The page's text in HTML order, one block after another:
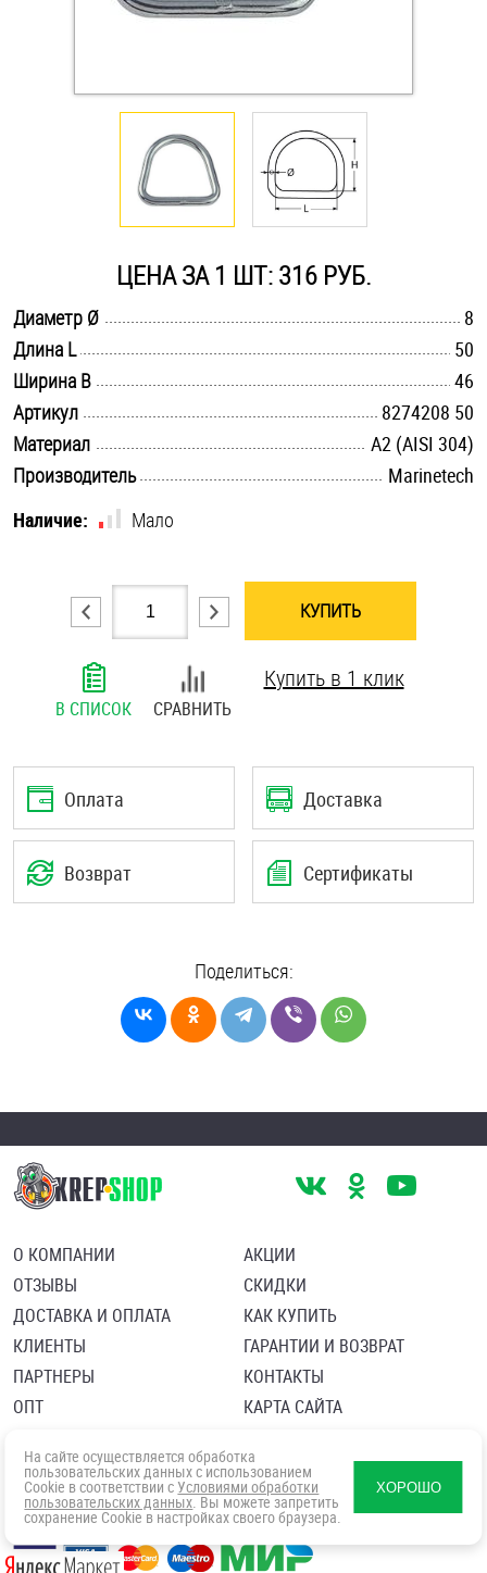
Крюки, кольца с метрической резьбой
Крюки, кольца с шурупной резьбой
Оснастка и аксессуары для яхт
Саморезы и шурупы
Стопорные кольца
Такелаж
Хомуты
Шайбы
Шпильки
Шплинты
Штифты и пальцы
ЦЕНА ЗА 1 ШТ: 316 РУБ.
Диаметр Ø
8
Длина L
50
Ширина B
46
Артикул
8274208 50
Материал
А2 (AISI 304)
Производитель
Marinetech
Наличие:
Мало
КУПИТЬ
В СПИСОК СРАВНИТЬ
Купить в 1 клик
Оплата Доставка
Возврат Сертификаты
Поделиться:
О КОМПАНИИ
ОТЗЫВЫ
ДОСТАВКА И ОПЛАТА
КЛИЕНТЫ
ПАРТНЕРЫ
ОПТ
АКЦИИ
СКИДКИ
КАК КУПИТЬ
ГАРАНТИИ И ВОЗВРАТ
КОНТАКТЫ
КАРТА САЙТА
Политика в отношении обработки персональных данных
Согласие посетителя сайта на обработку персональных данны
На сайте осуществляется обработка
пользовательских данных с использованием
Cookie в соответствии с Условиями обработки
пользовательских данных. Вы можете запретить
сохранение Cookie в настройках своего браузера.
ХОРОШО